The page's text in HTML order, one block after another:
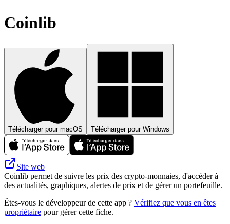
Coinlib
Télécharger pour macOS Télécharger pour Windows
Site web
Coinlib permet de suivre les prix des crypto-monnaies, d'accéder à
des actualités, graphiques, alertes de prix et de gérer un portefeuille.
Êtes-vous le développeur de cette app ? Vérifiez que vous en êtes
propriétaire pour gérer cette fiche.